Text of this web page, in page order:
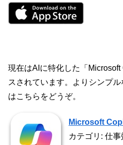
現在はAIに特化した「
スされています。よりシンプ
はこちらをどうぞ。
Microsoft
カテゴリ: 仕